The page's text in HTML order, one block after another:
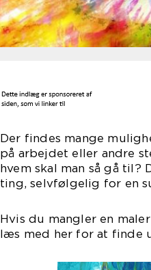
Der findes mange
på arbejdet eller andre
hvem skal man så gå
ting, selvfølgelig for en
Hvis du mangler en
læs med her for at finde